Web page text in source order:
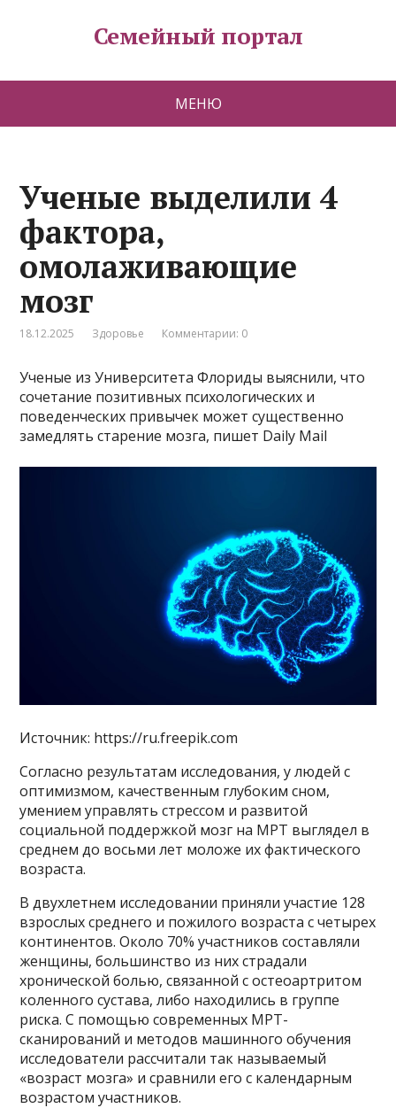
Семейный портал
МЕНЮ
Ученые выделили 4
фактора,
омолаживающие
мозг
18.12.2025 Здоровье Комментарии: 0
Ученые из Университета Флориды выяснили, что
сочетание позитивных психологических и
поведенческих привычек может существенно
замедлять старение мозга, пишет Daily Mail
Источник: https://ru.freepik.com
Согласно результатам исследования, у людей с
оптимизмом, качественным глубоким сном,
умением управлять стрессом и развитой
социальной поддержкой мозг на МРТ выглядел в
среднем до восьми лет моложе их фактического
возраста.
В двухлетнем исследовании приняли участие 128
взрослых среднего и пожилого возраста с четырех
континентов. Около 70% участников составляли
женщины, большинство из них страдали
хронической болью, связанной с остеоартритом
коленного сустава, либо находились в группе
риска. С помощью современных МРТ-
сканирований и методов машинного обучения
исследователи рассчитали так называемый
«возраст мозга» и сравнили его с календарным
возрастом участников.